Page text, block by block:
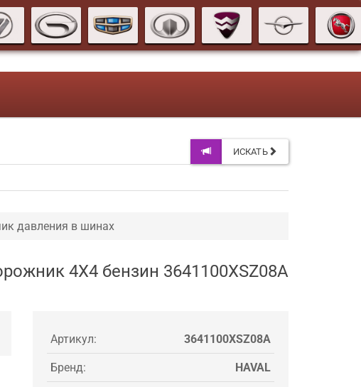
ИСКАТЬ
давления в шинах
4X4 бензин 3641100XSZ08A
Артикул: 3641100XSZ08A
Бренд: HAVAL